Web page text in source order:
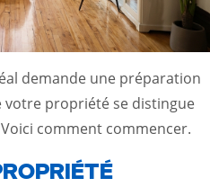
demande une préparation
votre propriété se distingue
comment commencer.